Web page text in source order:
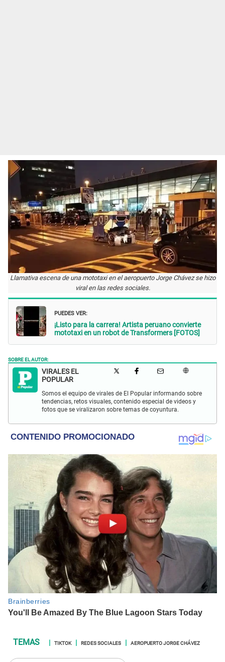
Llamativa escena de una mototaxi en el aeropuerto Jorge Chávez se hizo
viral en las redes sociales.
PUEDES VER:
¡Listo para la carrera! Artista peruano convierte
mototaxi en un robot de Transformers [FOTOS]
SOBRE EL AUTOR:
VIRALES EL
POPULAR
Somos el equipo de virales de El Popular informando sobre
tendencias, retos visuales, contenido especial de videos y
fotos que se viralizaron sobre temas de coyuntura.
TIKTOK REDES SOCIALES AEROPUERTO JORGE CHÁVEZ